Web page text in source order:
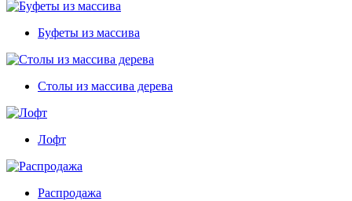
Буфеты из массива
Столы из массива дерева
Лофт
Распродажа